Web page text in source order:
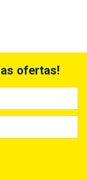
ofertas!